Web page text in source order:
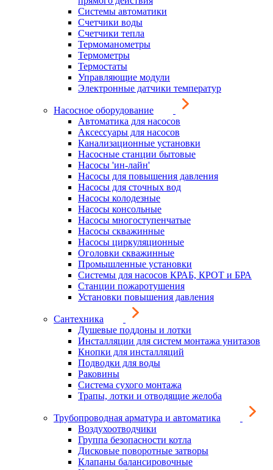
Системы автоматики
Счетчики воды
Счетчики тепла
Термоманометры
Термометры
Термостаты
Управляющие модули
Электронные датчики температур
Насосное оборудование
Автоматика для насосов
Аксессуары для насосов
Канализационные установки
Насосные станции бытовые
Насосы 'ин-лайн'
Насосы для повышения давления
Насосы для сточных вод
Насосы колодезные
Насосы консольные
Насосы многоступенчатые
Насосы скважинные
Насосы циркуляционные
Оголовки скважинные
Промышленные установки
Системы для насосов КРАБ, КРОТ и БРА
Станции пожаротушения
Установки повышения давления
Сантехника
Душевые поддоны и лотки
Инсталляции для систем монтажа унитазов
Кнопки для инсталляций
Подводки для воды
Раковины
Система сухого монтажа
Трапы, лотки и отводящие желоба
Трубопроводная арматура и автоматика
Воздухоотводчики
Группа безопасности котла
Дисковые поворотные затворы
Клапаны балансировочные